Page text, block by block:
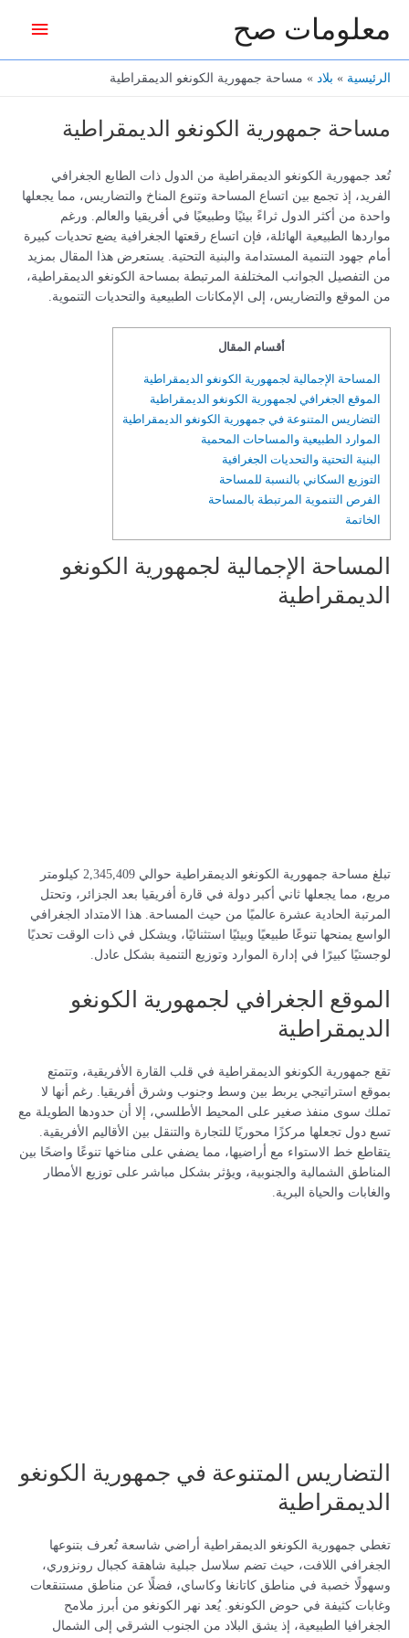
معلومات صح
الرئيسية بلاد مساحة جمهورية الكونغو الديمقراطية
مساحة جمهورية الكونغو الديمقراطية
تُعد جمهورية الكونغو الديمقراطية من الدول ذات الطابع الجغرافي
الفريد، إذ تجمع بين اتساع المساحة وتنوع المناخ والتضاريس، مما يجعلها
واحدة من أكثر الدول ثراءً بيئيًا وطبيعيًا في أفريقيا والعالم. ورغم
مواردها الطبيعية الهائلة، فإن اتساع رقعتها الجغرافية يضع تحديات كبيرة
أمام جهود التنمية المستدامة والبنية التحتية. يستعرض هذا المقال بمزيد
من التفصيل الجوانب المختلفة المرتبطة بمساحة الكونغو الديمقراطية،
من الموقع والتضاريس، إلى الإمكانات الطبيعية والتحديات التنموية.
أقسام المقال
المساحة الإجمالية لجمهورية الكونغو الديمقراطية
الموقع الجغرافي لجمهورية الكونغو الديمقراطية
التضاريس المتنوعة في جمهورية الكونغو الديمقراطية
الموارد الطبيعية والمساحات المحمية
البنية التحتية والتحديات الجغرافية
التوزيع السكاني بالنسبة للمساحة
الفرص التنموية المرتبطة بالمساحة
الخاتمة
المساحة الإجمالية لجمهورية الكونغو
الديمقراطية
تبلغ مساحة جمهورية الكونغو الديمقراطية حوالي 2,345,409 كيلومتر
مربع، مما يجعلها ثاني أكبر دولة في قارة أفريقيا بعد الجزائر، وتحتل
المرتبة الحادية عشرة عالميًا من حيث المساحة. هذا الامتداد الجغرافي
الواسع يمنحها تنوعًا طبيعيًا وبيئيًا استثنائيًا، ويشكل في ذات الوقت تحديًا
لوجستيًا كبيرًا في إدارة الموارد وتوزيع التنمية بشكل عادل.
الموقع الجغرافي لجمهورية الكونغو
الديمقراطية
تقع جمهورية الكونغو الديمقراطية في قلب القارة الأفريقية، وتتمتع
بموقع استراتيجي يربط بين وسط وجنوب وشرق أفريقيا. رغم أنها لا
تملك سوى منفذ صغير على المحيط الأطلسي، إلا أن حدودها الطويلة مع
تسع دول تجعلها مركزًا محوريًا للتجارة والتنقل بين الأقاليم الأفريقية.
يتقاطع خط الاستواء مع أراضيها، مما يضفي على مناخها تنوعًا واضحًا بين
المناطق الشمالية والجنوبية، ويؤثر بشكل مباشر على توزيع الأمطار
والغابات والحياة البرية.
التضاريس المتنوعة في جمهورية الكونغو
الديمقراطية
تغطي جمهورية الكونغو الديمقراطية أراضي شاسعة تُعرف بتنوعها
الجغرافي اللافت، حيث تضم سلاسل جبلية شاهقة كجبال رونزوري،
وسهولًا خصبة في مناطق كاتانغا وكاساي، فضلًا عن مناطق مستنقعات
وغابات كثيفة في حوض الكونغو. يُعد نهر الكونغو من أبرز ملامح
الجغرافيا الطبيعية، إذ يشق البلاد من الجنوب الشرقي إلى الشمال